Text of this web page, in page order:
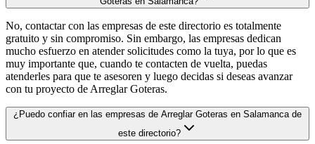
No, contactar con las empresas de este directorio es totalmente
gratuito y sin compromiso. Sin embargo, las empresas dedican
mucho esfuerzo en atender solicitudes como la tuya, por lo que es
muy importante que, cuando te contacten de vuelta, puedas
atenderles para que te asesoren y luego decidas si deseas avanzar
con tu proyecto de Arreglar Goteras.
¿Puedo confiar en las empresas de Arreglar Goteras en Salamanca de
este directorio?